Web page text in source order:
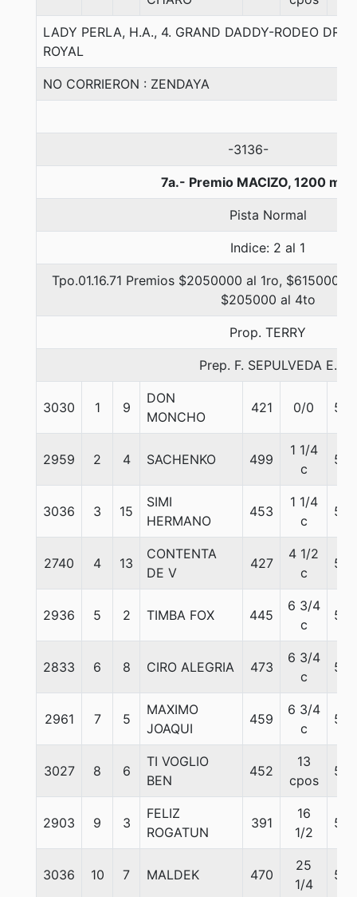
LADY PERLA, H.A., 4. GRAND DADDY-RODEO
ROYAL
NO CORRIERON : ZENDAYA
-3136-
7a.- Premio MACIZO, 1200
Pista Normal
Indice: 2 al 1
Tpo.01.16.71 Premios $2050000 al 1ro, $615000
$205000 al 4to
Prop. TERRY
Prep. F. SEPULVEDA E.
3030 1 9
DON
MONCHO
421 0/0 56
2959 2 4 SACHENKO 499
1 1/4
c
56
3036 3 15
SIMI
HERMANO
453
1 1/4
c
56
2740 4 13
CONTENTA
DE V
427
4 1/2
c
55
2936 5 2 TIMBA FOX 445
6 3/4
c
56
2833 6 8 CIRO ALEGRIA 473
6 3/4
c
55
2961 7 5
MAXIMO
JOAQUI
459
6 3/4
c
56
3027 8 6
TI VOGLIO
BEN
452
13
cpos
56
2903 9 3
FELIZ
ROGATUN
391
16
1/2
56
3036 10 7 MALDEK 470
25
1/4
56